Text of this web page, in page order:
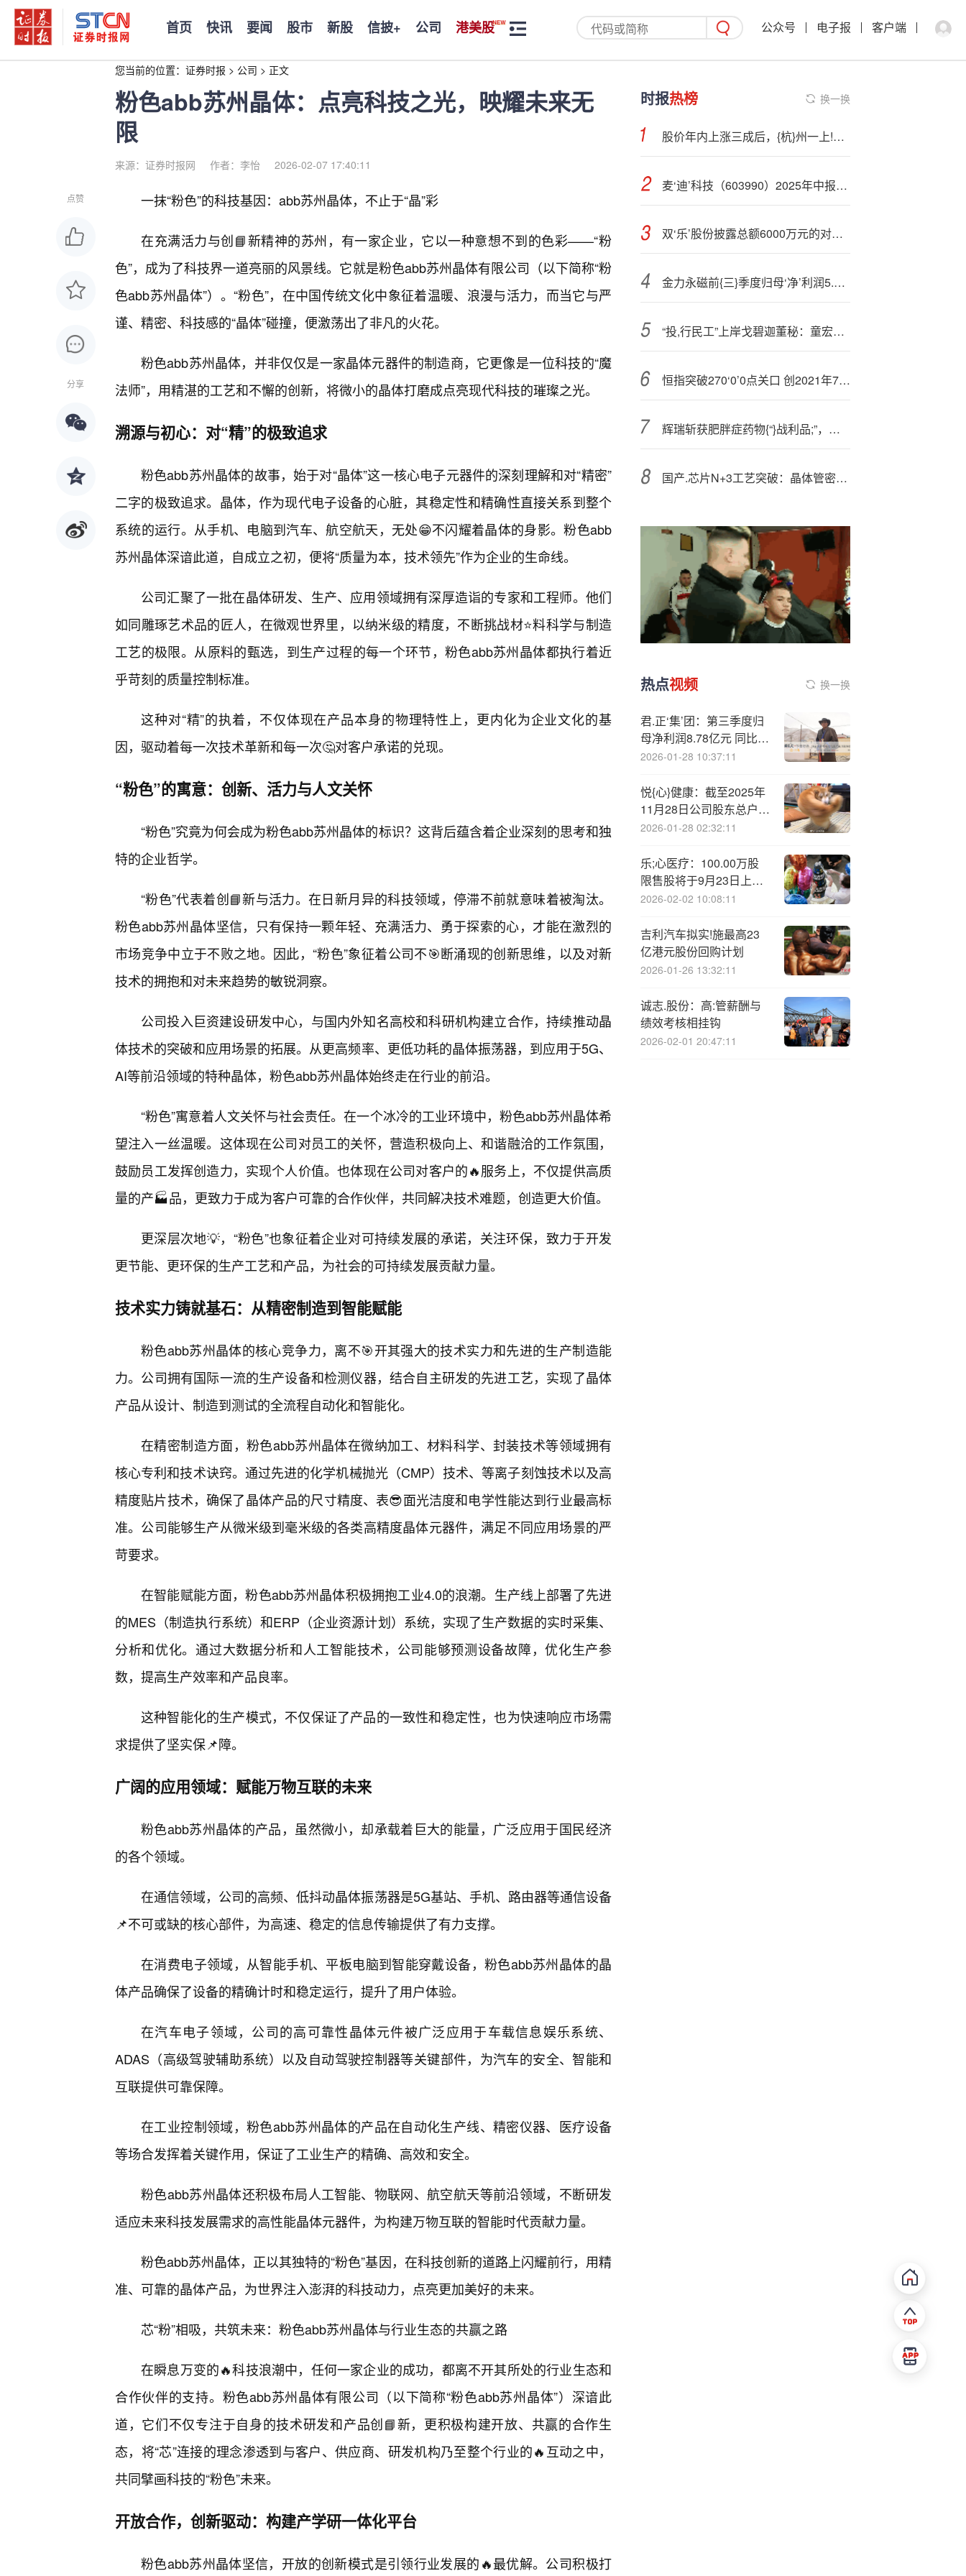
首页 快讯 要闻 股市 新股 信披+ 公司 港美股 公众号 电子报 客户端
您当前的位置： 证券时报 > 公司 > 正文
粉色abb苏州晶体：点亮科技之光，映耀未来无
限
来源：证券时报网 作者：李怡 2026-02-07 17:40:11
点赞
分享
一抹“粉色”的科技基因：abb苏州晶体，不止于“晶”彩
在充满活力与创📘新精神的苏州，有一家企业，它以一种意想不到的色彩——“粉
色”，成为了科技界一道亮丽的风景线。它就是粉色abb苏州晶体有限公司（以下简称“粉
色abb苏州晶体”）。“粉色”，在中国传统文化中象征着温暖、浪漫与活力，而当它与严
谨、精密、科技感的“晶体”碰撞，便激荡出了非凡的火花。
粉色abb苏州晶体，并非仅仅是一家晶体元器件的制造商，它更像是一位科技的“魔
法师”，用精湛的工艺和不懈的创新，将微小的晶体打磨成点亮现代科技的璀璨之光。
溯源与初心：对“精”的极致追求
粉色abb苏州晶体的故事，始于对“晶体”这一核心电子元器件的深刻理解和对“精密”
二字的极致追求。晶体，作为现代电子设备的心脏，其稳定性和精确性直接关系到整个
系统的运行。从手机、电脑到汽车、航空航天，无处😁不闪耀着晶体的身影。粉色abb
苏州晶体深谙此道，自成立之初，便将“质量为本，技术领先”作为企业的生命线。
公司汇聚了一批在晶体研发、生产、应用领域拥有深厚造诣的专家和工程师。他们
如同雕琢艺术品的匠人，在微观世界里，以纳米级的精度，不断挑战材⭐料科学与制造
工艺的极限。从原料的甄选，到生产过程的每一个环节，粉色abb苏州晶体都执行着近
乎苛刻的质量控制标准。
这种对“精”的执着，不仅体现在产品本身的物理特性上，更内化为企业文化的基
因，驱动着每一次技术革新和每一次🤔对客户承诺的兑现。
“粉色”的寓意：创新、活力与人文关怀
“粉色”究竟为何会成为粉色abb苏州晶体的标识？这背后蕴含着企业深刻的思考和独
特的企业哲学。
“粉色”代表着创📘新与活力。在日新月异的科技领域，停滞不前就意味着被淘汰。
粉色abb苏州晶体坚信，只有保持一颗年轻、充满活力、勇于探索的心，才能在激烈的
市场竞争中立于不败之地。因此，“粉色”象征着公司不🎯断涌现的创新思维，以及对新
技术的拥抱和对未来趋势的敏锐洞察。
公司投入巨资建设研发中心，与国内外知名高校和科研机构建立合作，持续推动晶
体技术的突破和应用场景的拓展。从更高频率、更低功耗的晶体振荡器，到应用于5G、
AI等前沿领域的特种晶体，粉色abb苏州晶体始终走在行业的前沿。
“粉色”寓意着人文关怀与社会责任。在一个冰冷的工业环境中，粉色abb苏州晶体希
望注入一丝温暖。这体现在公司对员工的关怀，营造积极向上、和谐融洽的工作氛围，
鼓励员工发挥创造力，实现个人价值。也体现在公司对客户的🔥服务上，不仅提供高质
量的产🏭品，更致力于成为客户可靠的合作伙伴，共同解决技术难题，创造更大价值。
更深层次地💡，“粉色”也象征着企业对可持续发展的承诺，关注环保，致力于开发
更节能、更环保的生产工艺和产品，为社会的可持续发展贡献力量。
技术实力铸就基石：从精密制造到智能赋能
粉色abb苏州晶体的核心竞争力，离不🎯开其强大的技术实力和先进的生产制造能
力。公司拥有国际一流的生产设备和检测仪器，结合自主研发的先进工艺，实现了晶体
产品从设计、制造到测试的全流程自动化和智能化。
在精密制造方面，粉色abb苏州晶体在微纳加工、材料科学、封装技术等领域拥有
核心专利和技术诀窍。通过先进的化学机械抛光（CMP）技术、等离子刻蚀技术以及高
精度贴片技术，确保了晶体产品的尺寸精度、表😎面光洁度和电学性能达到行业最高标
准。公司能够生产从微米级到毫米级的各类高精度晶体元器件，满足不同应用场景的严
苛要求。
在智能赋能方面，粉色abb苏州晶体积极拥抱工业4.0的浪潮。生产线上部署了先进
的MES（制造执行系统）和ERP（企业资源计划）系统，实现了生产数据的实时采集、
分析和优化。通过大数据分析和人工智能技术，公司能够预测设备故障，优化生产参
数，提高生产效率和产品良率。
这种智能化的生产模式，不仅保证了产品的一致性和稳定性，也为快速响应市场需
求提供了坚实保📌障。
广阔的应用领域：赋能万物互联的未来
粉色abb苏州晶体的产品，虽然微小，却承载着巨大的能量，广泛应用于国民经济
的各个领域。
在通信领域，公司的高频、低抖动晶体振荡器是5G基站、手机、路由器等通信设备
📌不可或缺的核心部件，为高速、稳定的信息传输提供了有力支撑。
在消费电子领域，从智能手机、平板电脑到智能穿戴设备，粉色abb苏州晶体的晶
体产品确保了设备的精确计时和稳定运行，提升了用户体验。
在汽车电子领域，公司的高可靠性晶体元件被广泛应用于车载信息娱乐系统、
ADAS（高级驾驶辅助系统）以及自动驾驶控制器等关键部件，为汽车的安全、智能和
互联提供可靠保障。
在工业控制领域，粉色abb苏州晶体的产品在自动化生产线、精密仪器、医疗设备
等场合发挥着关键作用，保证了工业生产的精确、高效和安全。
粉色abb苏州晶体还积极布局人工智能、物联网、航空航天等前沿领域，不断研发
适应未来科技发展需求的高性能晶体元器件，为构建万物互联的智能时代贡献力量。
粉色abb苏州晶体，正以其独特的“粉色”基因，在科技创新的道路上闪耀前行，用精
准、可靠的晶体产品，为世界注入澎湃的科技动力，点亮更加美好的未来。
芯“粉”相吸，共筑未来：粉色abb苏州晶体与行业生态的共赢之路
在瞬息万变的🔥科技浪潮中，任何一家企业的成功，都离不开其所处的行业生态和
合作伙伴的支持。粉色abb苏州晶体有限公司（以下简称“粉色abb苏州晶体”）深谙此
道，它们不仅专注于自身的技术研发和产品创📘新，更积极构建开放、共赢的合作生
态，将“芯”连接的理念渗透到与客户、供应商、研发机构乃至整个行业的🔥互动之中，
共同擘画科技的“粉色”未来。
开放合作，创新驱动：构建产学研一体化平台
粉色abb苏州晶体坚信，开放的创新模式是引领行业发展的🔥最优解。公司积极打
时报热榜 换一换
股价年内上涨三成后，{杭}州一上!市公司多名高管拟减持
麦‘迪’科技（603990）2025年中报简析：净利润同比增长137.11%，盈利能力上升
双‘乐’股份披露总额6000万元的对外担保，被担保方为双乐颜料泰兴市有限公司
金力永磁前{三}季度归母‘净’利润5.15亿元 同比增长161.81%
“投,行民工”上岸戈碧迦董秘：童宏杰原是公司上市签字保代，曾任中信建投投行委高级副总裁，前任薪酬近百万
恒指突破270‘0’0点关口 创2021年7月以来新高
辉瑞斩获肥胖症药物{“}战利品;”，特朗普政府提供助力
国产.芯片N+3工艺突破：晶体管密度达125MTr/mm²，性能逼近骁龙888
热点视频 换一换
君.正‘集’团：第三季度归
母净利润8.78亿元 同比增
加21%
2026-01-28 10:37:11
悦{心}健康：截至2025年
11月28日公司股东总户数
54792户
2026-01-28 02:32:11
乐;心医疗：100.00万股
限售股将于9月23日上市
流通
2026-02-02 10:08:11
吉利汽车拟实!施最高23
亿港元股份回购计划
2026-01-26 13:32:11
诚志.股份：高:管薪酬与
绩效考核相挂钩
2026-02-01 20:47:11